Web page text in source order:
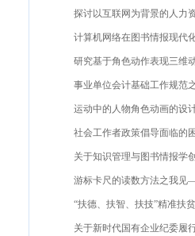
探讨以互联网为背景的人力资
计算机网络在图书情报现代化
研究基于角色动作表现三维动
事业单位会计基础工作规范之
运动中的人物角色动画的设计
社会工作者政策倡导面临的困
关于知识管理与图书情报学创
游标卡尺的读数方法之我见
“扶德、扶智、扶技”精准扶
关于新时代国有企业纪委履行